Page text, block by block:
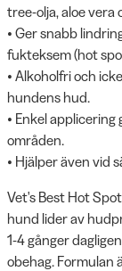
tree-olja, aloe vera
• Ger snabb
fukteksem (hot
• Alkoholfri och
hundens hud.
• Enkel
områden.
• Hjälper även vid
Vet's Best Hot
hund lider av
1-4 gånger
obehag. Formulan